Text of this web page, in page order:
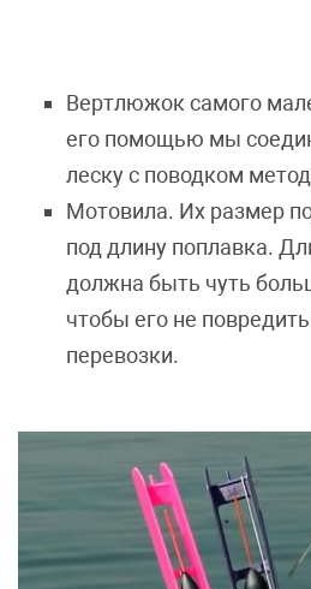
Вертлюжок самого
его помощью мы
леску с поводком
Мотовила. Их размер
под длину поплавка.
должна быть чуть
чтобы его не
перевозки.